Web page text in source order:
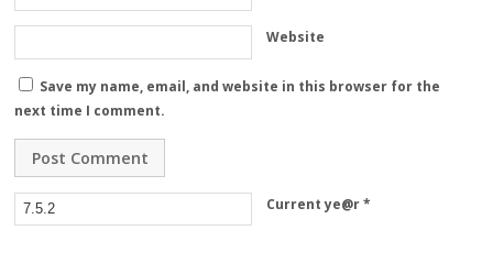
Website
Save my name, email, and website in this browser for the
next time I comment.
Current ye@r*